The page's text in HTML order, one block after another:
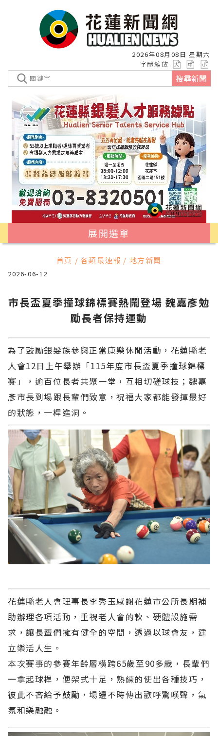
2026年08月08日 星期六
字體縮放
搜尋新聞
展開選單
首頁 / 各類最速報 / 地方新聞
2026-06-12
市長盃夏季撞球錦標賽熱鬧登場 魏嘉彥勉
勵長者保持運動
為了鼓勵銀髮族參與正當康樂休閒活動，花蓮縣老
人會12日上午舉辦「115年度市長盃夏季撞球錦標
賽」，逾百位長者共聚一堂，互相切磋球技；魏嘉
彥市長到場跟長輩們致意，祝福大家都能發揮最好
的狀態，一桿進洞。
花蓮縣老人會理事長李秀玉感謝花蓮市公所長期補
助辦理各項活動，重視老人會的軟、硬體設施需
求，讓長輩們擁有健全的空間，透過以球會友，建
立樂活人生。
本次賽事的參賽年齡層橫跨65歲至90多歲，長輩們
一拿起球桿，便架式十足，熟練的使出各種技巧，
彼此不吝給予鼓勵，場邊不時傳出歡呼驚嘆聲，氣
氛和樂融融。